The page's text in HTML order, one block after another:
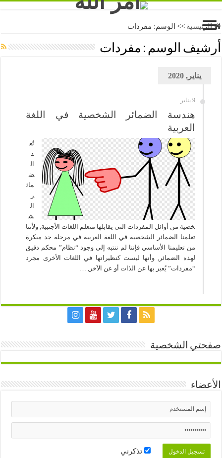
الرئيسية >> الوسم: مفردات
أرشيف الوسم : مفردات
يناير, 2020
9 يناير
هندسة الضمائر الشخصية في اللغة
العربية
تُع
د
ال
ض
مائ
ر
ال
ش
خصية من أوائل المفردات التي يقابلها متعلم اللغات الأجنبية, ولأننا
تعلمنا الضمائر الشخصية في اللغة العربية في مرحلة جد مبكرة
من تعليمنا الأساسي فإننا لم ننتبه إلى وجود “نظام” محكم دقيق
لهذه الضمائر, وأنها ليست كنظيراتها في اللغات الأخرى مجرد
“مفردات” يُعبر بها عن الذات أو عن الآخر, …
صفحتي الشخصية
الأعضاء
تذكرني